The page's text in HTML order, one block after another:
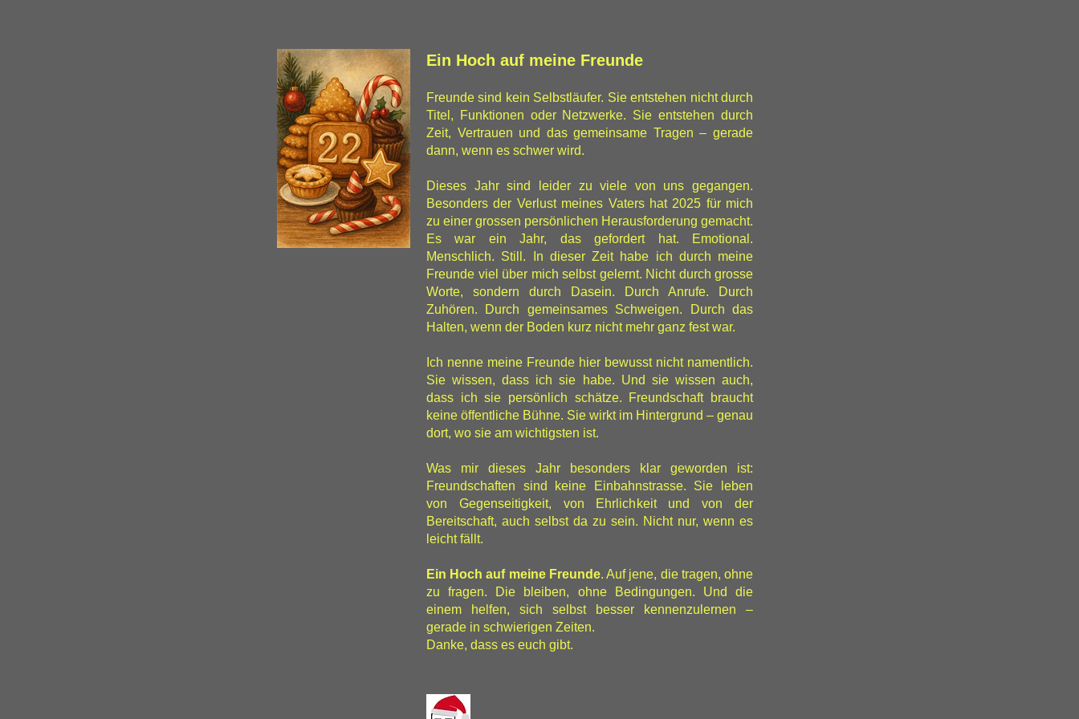
Ein Hoch auf meine Freunde
Freunde sind kein Selbstläufer. Sie entstehen nicht durch
Titel, Funktionen oder Netzwerke. Sie entstehen durch
Zeit, Vertrauen und das gemeinsame Tragen – gerade
dann, wenn es schwer wird.
Dieses Jahr sind leider zu viele von uns gegangen.
Besonders der Verlust meines Vaters hat 2025 für mich
zu einer grossen persönlichen Herausforderung gemacht.
Es war ein Jahr, das gefordert hat. Emotional.
Menschlich. Still. In dieser Zeit habe ich durch meine
Freunde viel über mich selbst gelernt. Nicht durch grosse
Worte, sondern durch Dasein. Durch Anrufe. Durch
Zuhören. Durch gemeinsames Schweigen. Durch das
Halten, wenn der Boden kurz nicht mehr ganz fest war.
Ich nenne meine Freunde hier bewusst nicht namentlich.
Sie wissen, dass ich sie habe. Und sie wissen auch,
dass ich sie persönlich schätze. Freundschaft braucht
keine öffentliche Bühne. Sie wirkt im Hintergrund – genau
dort, wo sie am wichtigsten ist.
Was mir dieses Jahr besonders klar geworden ist:
Freundschaften sind keine Einbahnstrasse. Sie leben
von Gegenseitigkeit, von Ehrlichkeit und von der
Bereitschaft, auch selbst da zu sein. Nicht nur, wenn es
leicht fällt.
Ein Hoch auf meine Freunde. Auf jene, die tragen, ohne
zu fragen. Die bleiben, ohne Bedingungen. Und die
einem helfen, sich selbst besser kennenzulernen –
gerade in schwierigen Zeiten.
Danke, dass es euch gibt.